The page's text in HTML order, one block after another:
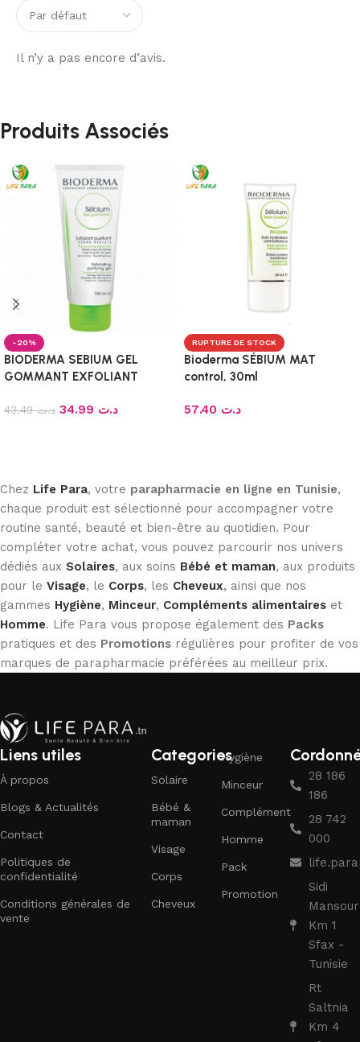
Il n’y a pas encore d’avis.
Produits Associés
-20%
BIODERMA SEBIUM GEL
GOMMANT EXFOLIANT
GRASSES 100ML
د.ت43.49 د.ت
RUPTURE DE STOCK
Bioderma SÉBIUM MAT
control, 30ml
د.ت
Chez Life Para, votre parapharmacie en ligne en Tunisie,
chaque produit est sélectionné pour accompagner votre
routine santé, beauté et bien-être au quotidien. Pour
compléter votre achat, vous pouvez parcourir nos univers
dédiés aux Solaires, aux soins Bébé et maman, aux produits
pour le Visage, le Corps, les Cheveux, ainsi que nos
gammes Hygiène, Minceur, Compléments alimentaires et
Homme. Life Para vous propose également des Packs
pratiques et des Promotions régulières pour profiter de vos
marques de parapharmacie préférées au meilleur prix.
Liens utiles
À propos
Blogs & Actualités
Contact
Politiques de
confidentialité
Conditions générales de
vente
Categories
Solaire
Bébé &
maman
Visage
Corps
Cheveux
Hygiène
Minceur
Complément
Homme
Pack
Promotion
28 186
186
28 742
000
Sidi
Mansour
Km 1
Sfax -
Tunisie
Rt
Saltnia
Km 4